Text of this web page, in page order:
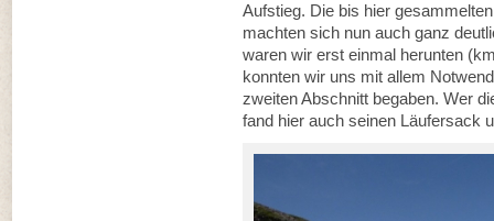
Aufstieg. Die bis hier
machten sich nun auch ganz
waren wir erst einmal herunten
konnten wir uns mit allem
zweiten Abschnitt begaben. Wer
fand hier auch seinen Läufersack